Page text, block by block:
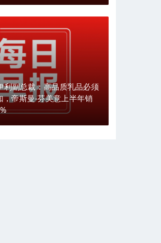
副总裁：高品质乳品必须
，帝斯曼-芬美意上半年销